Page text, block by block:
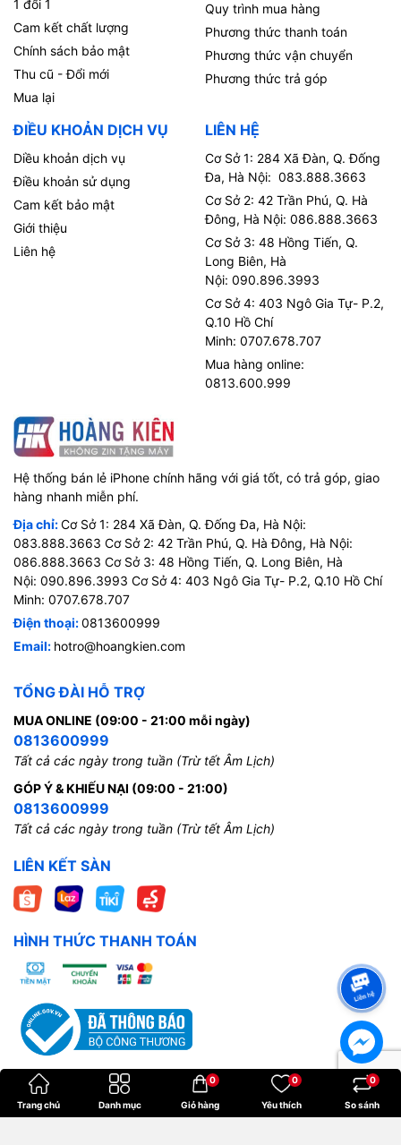
1 đổi 1
Cam kết chất lượng
Chính sách bảo mật
Thu cũ - Đổi mới
Mua lại
Quy trình mua hàng
Phương thức thanh toán
Phương thức vận chuyển
Phương thức trả góp
ĐIỀU KHOẢN DỊCH VỤ
Diều khoản dịch vụ
Điều khoản sử dụng
Cam kết bảo mật
Giới thiệu
Liên hệ
LIÊN HỆ
Cơ Sở 1: 284 Xã Đàn, Q. Đống
Đa, Hà Nội: 083.888.3663
Cơ Sở 2: 42 Trần Phú, Q. Hà
Đông, Hà Nội: 086.888.3663
Cơ Sở 3: 48 Hồng Tiến, Q.
Long Biên, Hà
Nội: 090.896.3993
Cơ Sở 4: 403 Ngô Gia Tự- P.2,
Q.10 Hồ Chí
Minh: 0707.678.707
Mua hàng online:
0813.600.999
Hệ thống bán lẻ iPhone chính hãng với giá tốt, có trả góp, giao
hàng nhanh miễn phí.
Địa chỉ:Cơ Sở 1: 284 Xã Đàn, Q. Đống Đa, Hà Nội:
083.888.3663 Cơ Sở 2: 42 Trần Phú, Q. Hà Đông, Hà Nội:
086.888.3663 Cơ Sở 3: 48 Hồng Tiến, Q. Long Biên, Hà
Nội: 090.896.3993 Cơ Sở 4: 403 Ngô Gia Tự- P.2, Q.10 Hồ Chí
Minh: 0707.678.707
Điện thoại:0813600999
Email: hotro@hoangkien.com
TỔNG ĐÀI HỖ TRỢ
MUA ONLINE (09:00 - 21:00 mỗi ngày)
0813600999
Tất cả các ngày trong tuần (Trừ tết Âm Lịch)
GÓP Ý & KHIẾU NẠI (09:00 - 21:00)
0813600999
Tất cả các ngày trong tuần (Trừ tết Âm Lịch)
LIÊN KẾT SÀN
HÌNH THỨC THANH TOÁN
Bản quyền thuộc vềHoangkien.
Trang chủ Danh mục Giỏ hàng
0
Yêu thích
0
So sánh
0